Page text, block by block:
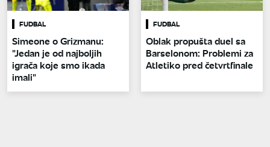
FUDBAL
Simeone o Grizmanu:
"Jedan je od najboljih
igrača koje smo ikada
imali"
FUDBAL
Oblak propušta duel sa
Barselonom: Problemi za
Atletiko pred četvrtfinale